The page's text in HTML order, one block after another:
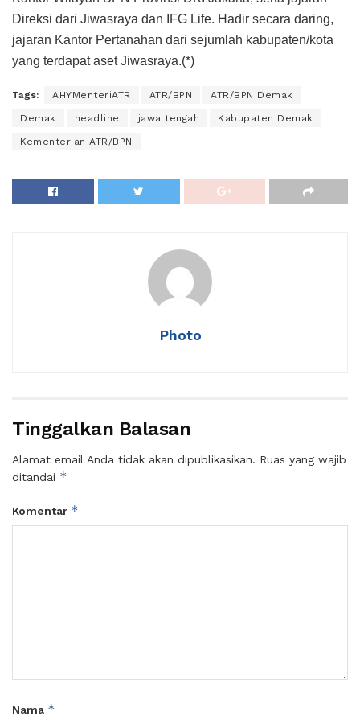
Direksi dari Jiwasraya dan IFG Life. Hadir secara daring,
jajaran Kantor Pertanahan dari sejumlah kabupaten/kota
yang terdapat aset Jiwasraya.(*)
Tags: AHYMenteriATR ATR/BPN ATR/BPN Demak
Demak headline jawa tengah Kabupaten Demak
Kementerian ATR/BPN
Photo
Tinggalkan Balasan
Alamat email Anda tidak akan dipublikasikan. Ruas yang wajib
ditandai *
Komentar *
Nama *